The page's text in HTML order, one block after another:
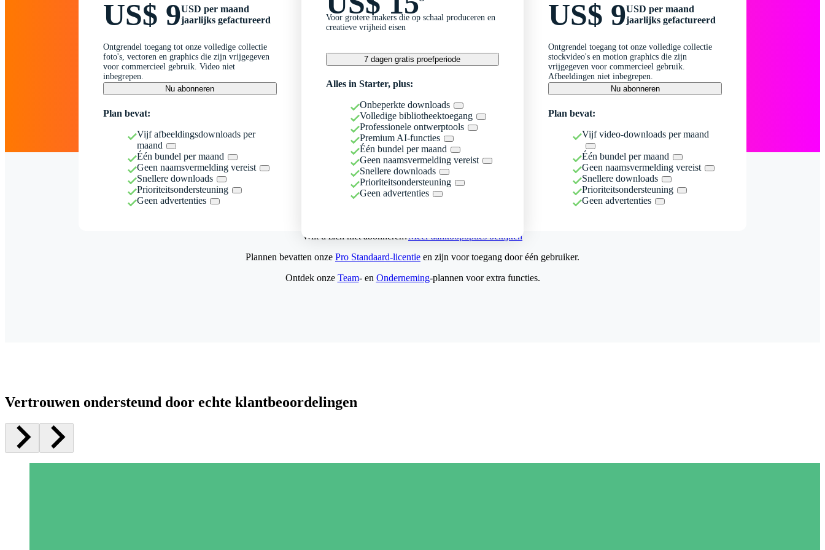
US$ 9USD per maand
jaarlijks gefactureerd
Ontgrendel toegang tot onze volledige collectie
foto's, vectoren en graphics die zijn vrijgegeven
voor commercieel gebruik. Video niet
inbegrepen.
Nu abonneren
Plan bevat:
Vijf afbeeldingsdownloads per
maand
Één bundel per maand
Geen naamsvermelding vereist
Snellere downloads
Prioriteitsondersteuning
Geen advertenties
Voor grotere makers die op schaal produceren en
creatieve vrijheid eisen
7 dagen gratis proefperiode
Alles in Starter, plus:
Onbeperkte downloads
Volledige bibliotheektoegang
Professionele ontwerptools
Premium AI-functies
Één bundel per maand
Geen naamsvermelding vereist
Snellere downloads
Prioriteitsondersteuning
Geen advertenties
US$ 9USD per maand
jaarlijks gefactureerd
Ontgrendel toegang tot onze volledige collectie
stockvideo's en motion graphics die zijn
vrijgegeven voor commercieel gebruik.
Afbeeldingen niet inbegrepen.
Nu abonneren
Plan bevat:
Vijf video-downloads per maand
Één bundel per maand
Geen naamsvermelding vereist
Snellere downloads
Prioriteitsondersteuning
Geen advertenties
Wilt u zich niet abonneren?Meer aankoopopties bekijken
Plannen bevatten onze Pro Standaard-licentie en zijn voor toegang door één gebruiker.
Ontdek onze Team- en Onderneming-plannen voor extra functies.
Vertrouwen ondersteund door echte klantbeoordelingen